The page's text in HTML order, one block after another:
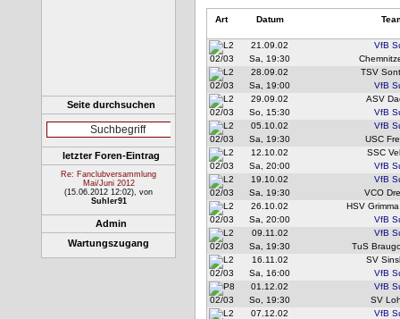
Seite durchsuchen
letzter Foren-Eintrag
Re: Fanclubversammlung
Mai/Juni 2012
(15.06.2012 12:02), von
Suhler91
Admin
Wartungszugang
Art Datum
02/03
21.09.02
Sa, 19:30
VfB
02/03
28.09.02
Sa, 19:00
TSV
VfB
02/03
29.09.02
So, 15:30
ASV
VfB
02/03
05.10.02
Sa, 19:30
VfB
USC
02/03
12.10.02
Sa, 20:00
SSC
VfB
02/03
19.10.02
Sa, 19:30
VfB
VCO
02/03
26.10.02
Sa, 20:00
HSV
VfB
02/03
09.11.02
Sa, 19:30
VfB
TuS
02/03
16.11.02
Sa, 16:00
SV
VfB
02/03
01.12.02
So, 19:30
VfB
SV
07.12.02
VfB